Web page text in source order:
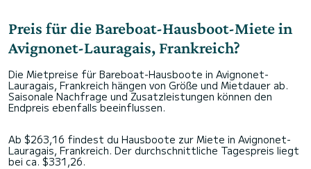
Preis für die Bareboat-Hausboot-Miete in
Avignonet-Lauragais, Frankreich?
Die Mietpreise für Bareboat-Hausboote in Avignonet-
Lauragais, Frankreich hängen von Größe und Mietdauer ab.
Saisonale Nachfrage und Zusatzleistungen können den
Endpreis ebenfalls beeinflussen.
Ab $263,16 findest du Hausboote zur Miete in Avignonet-
Lauragais, Frankreich. Der durchschnittliche Tagespreis liegt
bei ca. $331,26.